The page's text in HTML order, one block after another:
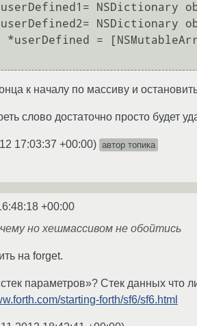
NSDictionary
NSDictionary
*userDefined =
к началу по массиву и
слово достаточно просто будет
17:03:37 +00:00) автор топика
+00:00
но хешмассивом не обойтись
на forget.
параметров»? Стек данных что
starting-forth/sf6/sf6.html